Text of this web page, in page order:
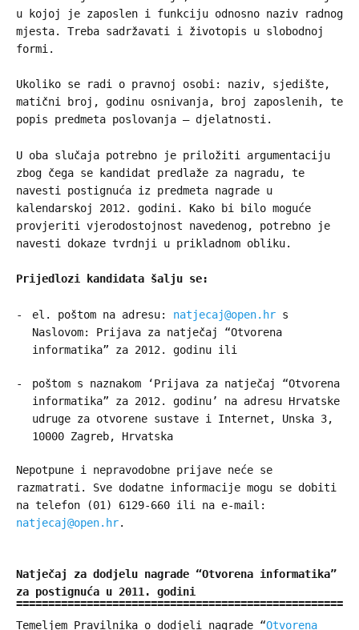
u kojoj je zaposlen i funkciju odnosno naziv radnog
mjesta. Treba sadržavati i životopis u slobodnoj
formi.
Ukoliko se radi o pravnoj osobi: naziv, sjedište,
matični broj, godinu osnivanja, broj zaposlenih, te
popis predmeta poslovanja – djelatnosti.
U oba slučaja potrebno je priložiti argumentaciju
zbog čega se kandidat predlaže za nagradu, te
navesti postignuća iz predmeta nagrade u
kalendarskoj 2012. godini. Kako bi bilo moguće
provjeriti vjerodostojnost navedenog, potrebno je
navesti dokaze tvrdnji u prikladnom obliku.
Prijedlozi kandidata šalju se:
el. poštom na adresu: natjecaj@open.hr s
Naslovom: Prijava za natječaj “Otvorena
informatika” za 2012. godinu ili
poštom s naznakom ‘Prijava za natječaj “Otvorena
informatika” za 2012. godinu’ na adresu Hrvatske
udruge za otvorene sustave i Internet, Unska 3,
10000 Zagreb, Hrvatska
Nepotpune i nepravodobne prijave neće se
razmatrati. Sve dodatne informacije mogu se dobiti
na telefon (01) 6129-660 ili na e-mail:
natjecaj@open.hr.
Natječaj za dodjelu nagrade “Otvorena informatika”
za postignuća u 2011. godini
Temeljem Pravilnika o dodjeli nagrade “Otvorena